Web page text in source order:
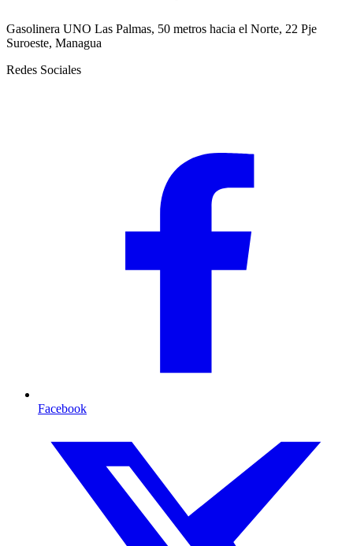
Gasolinera UNO Las Palmas, 50 metros hacia el Norte, 22 Pje
Suroeste, Managua
Redes Sociales
Facebook